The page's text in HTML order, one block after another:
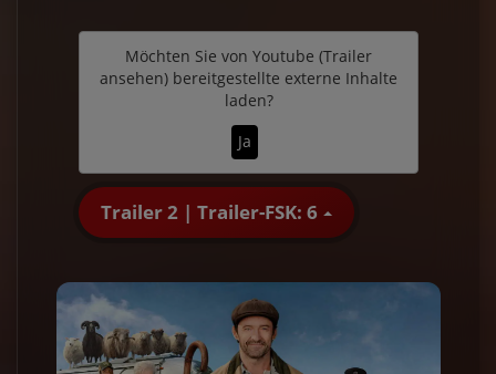
Möchten Sie von Youtube (Trailer
ansehen) bereitgestellte externe Inhalte
laden?
Ja
Trailer 2 | Trailer-FSK: 6